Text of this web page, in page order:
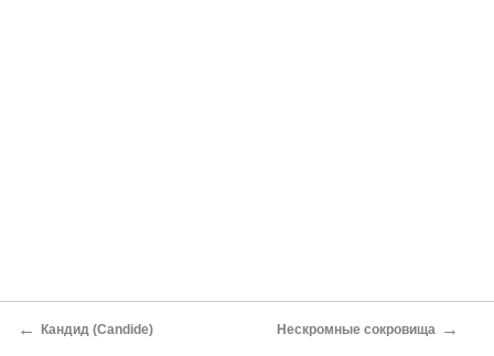
← Кандид (Candide) Нескромные сокровища →